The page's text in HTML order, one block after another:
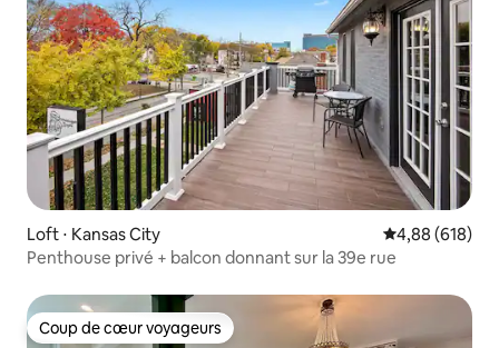
Loft ⋅ Kansas City Évaluation
4,88 (618)
Penthouse privé + balcon donnant sur la 39e rue
Coup de cœur voyageurs
Coup de cœur voyageurs